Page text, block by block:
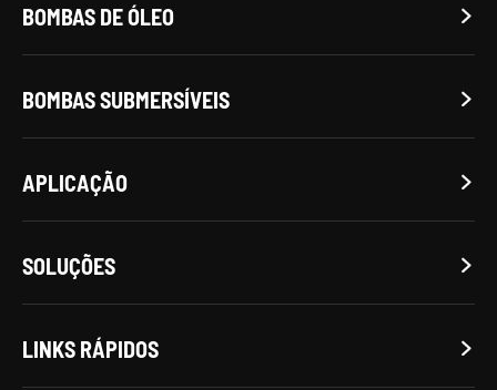
BOMBAS DE ÓLEO 
BOMBAS SUBMERSÍVEIS 
APLICAÇÃO 
SOLUÇÕES 
LINKS RÁPIDOS 